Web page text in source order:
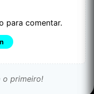
para comentar.
o primeiro!